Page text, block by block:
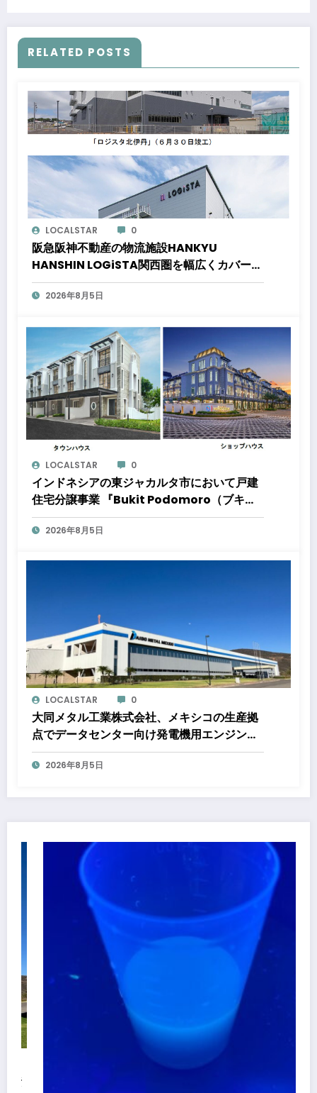
RELATED POSTS
LOCALSTAR 0
阪急阪神不動産の物流施設HANKYU
HANSHIN LOGiSTA関西圏を幅広くカバーで
きる好立地に新たな物流施設が誕生「ロジス
タ北伊丹」と「ロジスタ京都伏見」が竣工し
2026年8月5日
LOCALSTAR 0
インドネシアの東ジャカルタ市において戸建
住宅分譲事業 『Bukit Podomoro（ブキッ
ト ポドモロ）』に参画しますタウンハウスと
ショップハウスを合わせた総戸数432戸のプ
2026年8月5日
LOCALSTAR 0
大同メタル工業株式会社、メキシコの生産拠
点でデータセンター向け発電機用エンジン軸
受の生産能力増強投資を決定 ～北米顧客と
の生産コミットメント契約締結に基づく40億
2026年8月5日